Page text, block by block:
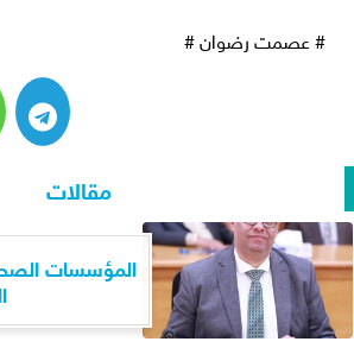
# عصمت رضوان #
مقالات
المؤسسات